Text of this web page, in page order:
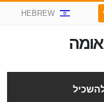
HEBREW